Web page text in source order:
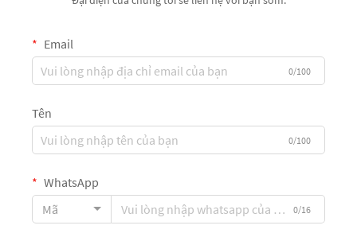
Email
0/100
Tên
0/100
WhatsApp
Mã
0/16